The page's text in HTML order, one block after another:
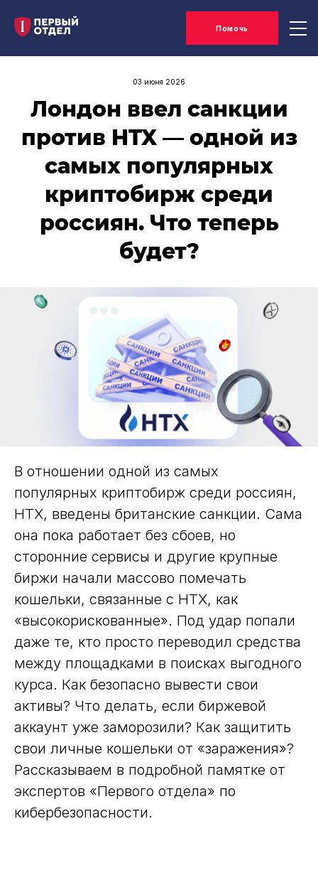
Помочь
03 июня 2026
Лондон ввел санкции
против HTX — одной из
самых популярных
криптобирж среди
россиян. Что теперь
будет?
В отношении одной из самых
популярных криптобирж среди россиян,
НТХ, введены британские санкции. Сама
она пока работает без сбоев, но
сторонние сервисы и другие крупные
биржи начали массово помечать
кошельки, связанные с HTX, как
«высокорискованные». Под удар попали
даже те, кто просто переводил средства
между площадками в поисках выгодного
курса. Как безопасно вывести свои
активы? Что делать, если биржевой
аккаунт уже заморозили? Как защитить
свои личные кошельки от «заражения»?
Рассказываем в подробной памятке от
экспертов «Первого отдела» по
кибербезопасности.